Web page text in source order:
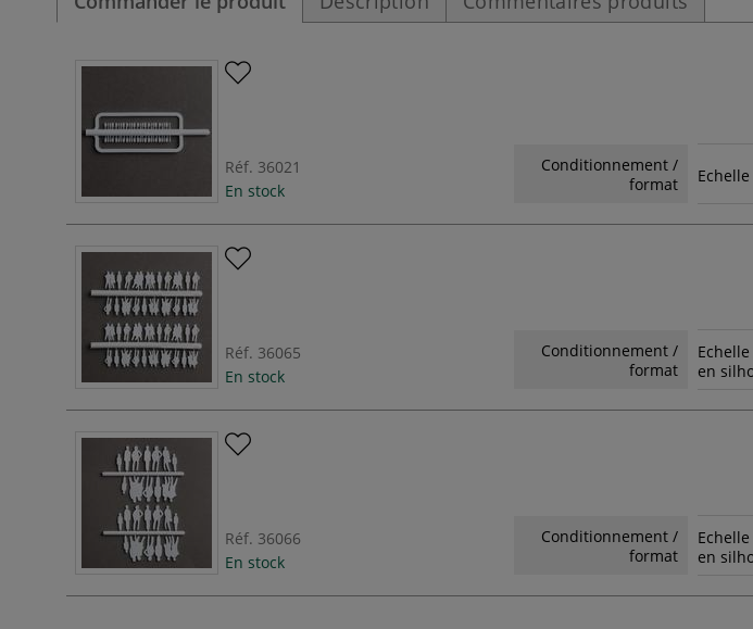
Réf. 36021
En stock
Conditionnement /
format
Réf. 36065
En stock
Conditionnement /
format
en
Réf. 36066
En stock
Conditionnement /
format
en